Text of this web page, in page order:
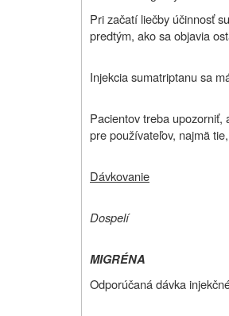
Pri začatí liečby účinnosť
predtým, ako sa objavia
Injekcia sumatriptanu sa
Pacientov treba upozorniť,
pre používateľov, najmä
Dávkovanie
Dospelí
MIGRÉNA
Odporúčaná dávka